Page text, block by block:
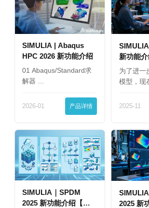
SIMULIA | Abaqus
HPC 2026 新功能介绍
01 Abaqus/Standard求
解器 …
2026-01 产品详情
新功能
为了进一
模型，现
2025-11
SIMULIA｜SPDM
2025 新功能介绍【下
2025 新